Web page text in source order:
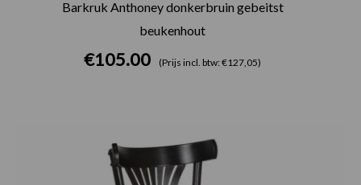
Barkruk Anthoney donkerbruin gebeitst
beukenhout
€105.00 (Prijs incl. btw: €127,05)